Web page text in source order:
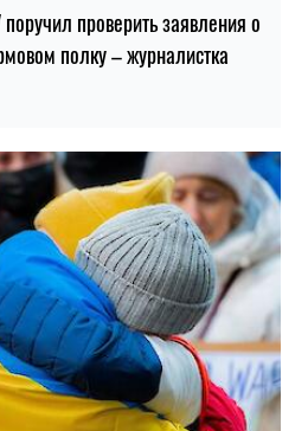
при подсчете
помощь для военных в
получить выплату на
вопросы